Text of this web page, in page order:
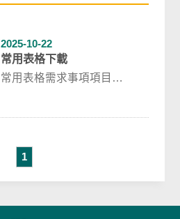
2025-10-22
常用表格下載
常用表格需求事項項目名
1